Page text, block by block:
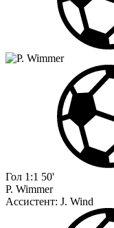
Гол 1:1 50'
P. Wimmer
Ассистент: J. Wind